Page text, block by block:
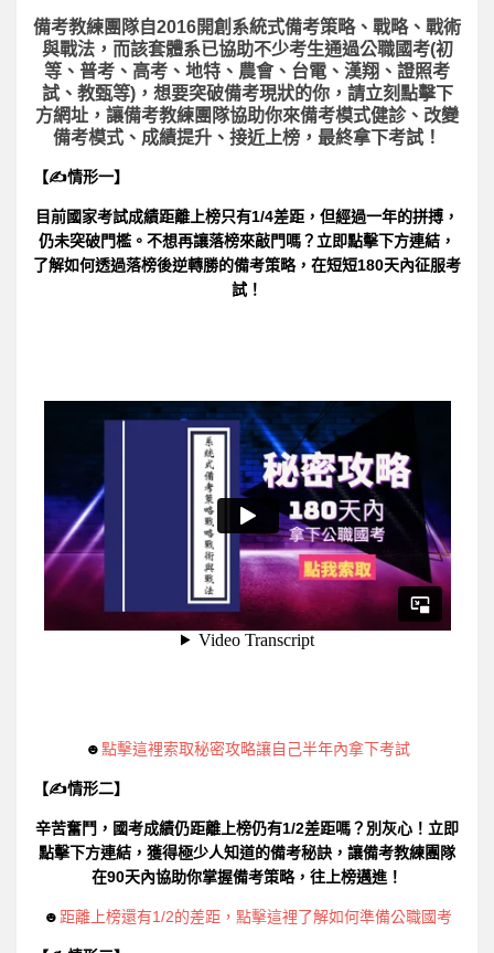
備考教練團隊自2016開創系統式備考策略、戰略、戰術
與戰法，而該套體系已協助不少考生通過公職國考(初
等、普考、高考、地特、農會、台電、漢翔、證照考
試、教甄等)，想要突破備考現狀的你，請立刻點擊下
方網址，讓備考教練團隊協助你來備考模式健診、改變
備考模式、成績提升、接近上榜，最終拿下考試！
【✍情形一】
目前國家考試成績距離上榜只有1/4差距，但經過一年的拼搏，
仍未突破門檻。不想再讓落榜來敲門嗎？立即點擊下方連結，
了解如何透過落榜後逆轉勝的備考策略，在短短180天內征服考
試！
☻點擊這裡索取秘密攻略讓自己半年內拿下考試
【✍情形二】
辛苦奮鬥，國考成績仍距離上榜仍有1/2差距嗎？別灰心！立即
點擊下方連結，獲得極少人知道的備考秘訣，讓備考教練團隊
在90天內協助你掌握備考策略，往上榜邁進！
☻ 距離上榜還有1/2的差距，點擊這裡了解如何準備公職國考